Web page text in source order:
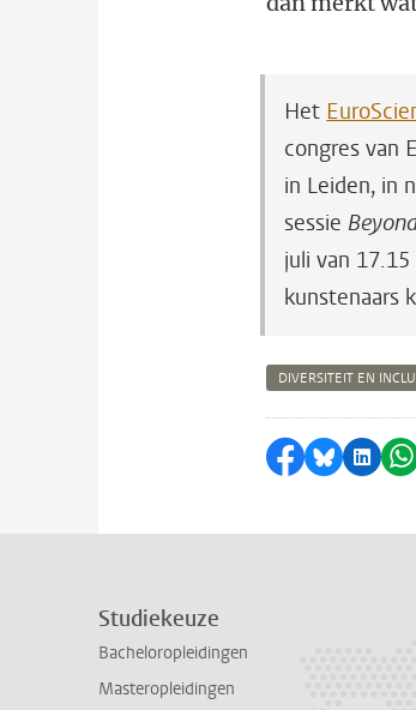
Het
congres van
in Leiden, in
sessie
juli van
kunstenaars
DIVERSITEIT EN
Delen op
Delen via
Studiekeuze
Bacheloropleidingen
Masteropleidingen